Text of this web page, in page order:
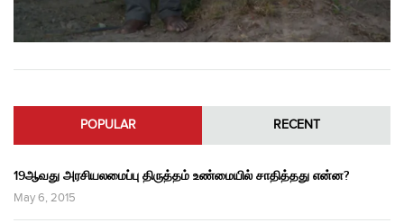
POPULAR RECENT
19ஆவது அரசியலமைப்பு திருத்தம் உண்மையில் சாதித்தது என்ன?
May 6, 2015